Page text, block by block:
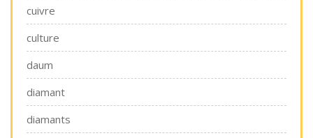
cuivre
culture
daum
diamant
diamants